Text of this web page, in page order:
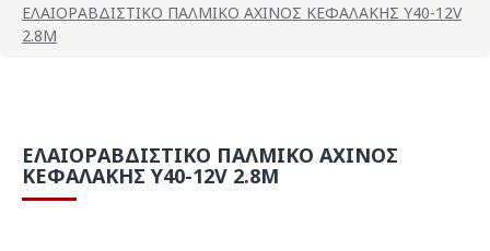
ΕΛΑΙΟΡΑΒΔΙΣΤΙΚΟ ΠΑΛΜΙΚΟ ΑΧΙΝΟΣ ΚΕΦΑΛΑΚΗΣ Y40-12V
2.8Μ
ΕΛΑΙΟΡΑΒΔΙΣΤΙΚΟ ΠΑΛΜΙΚΟ ΑΧΙΝΟΣ
ΚΕΦΑΛΑΚΗΣ Y40-12V 2.8Μ